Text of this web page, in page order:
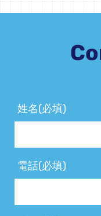
姓名(必填)
電話(必填)